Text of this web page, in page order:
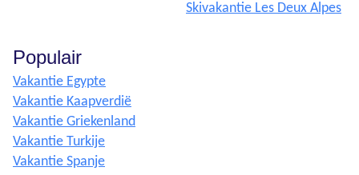
Skivakantie Les Deux Alpes
Populair
Vakantie Egypte
Vakantie Kaapverdië
Vakantie Griekenland
Vakantie Turkije
Vakantie Spanje